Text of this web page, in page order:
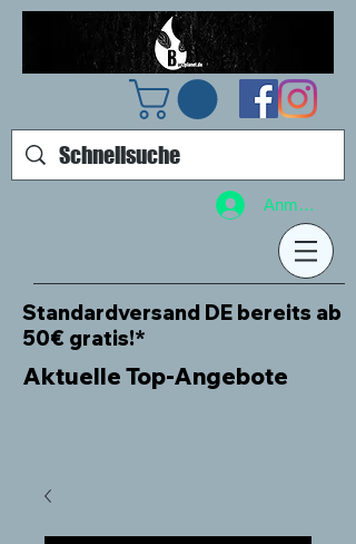
Anmelden
Standardversand DE bereits ab
50€ gratis!*
Aktuelle Top-Angebote